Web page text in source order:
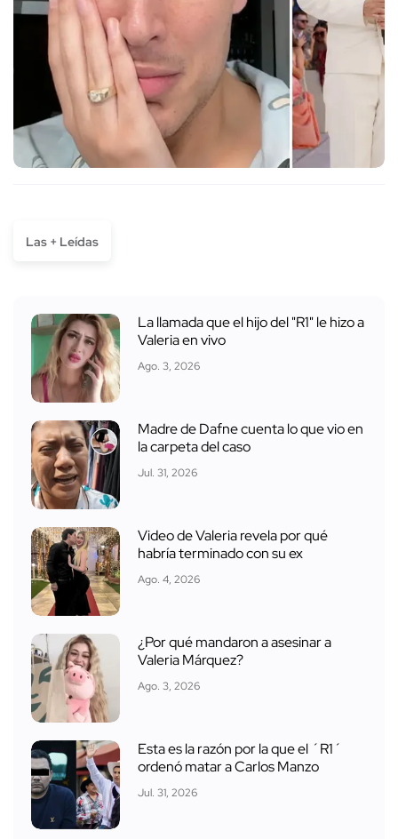
Las + Leídas
La llamada que el hijo del "R1" le hizo a
Valeria en vivo
Ago. 3, 2026
Madre de Dafne cuenta lo que vio en
la carpeta del caso
Jul. 31, 2026
Video de Valeria revela por qué
habría terminado con su ex
Ago. 4, 2026
¿Por qué mandaron a asesinar a
Valeria Márquez?
Ago. 3, 2026
Esta es la razón por la que el ´R1´
ordenó matar a Carlos Manzo
Jul. 31, 2026